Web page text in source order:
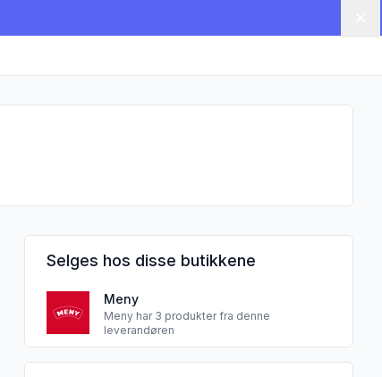
258g Meny"
Selges hos disse butikkene
Meny
Meny har 3 produkter fra denne
leverandøren